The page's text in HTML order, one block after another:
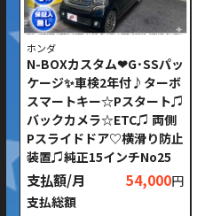
ホンダ
N-BOXカスタム❤G･SSパッ
ケージ✨車検2年付♪ターボ
スマートキー☆Pスタート♫
バックカメラ☆ETC♫ 両側
Pスライドドア♡横滑り防止
装置♫純正15インチNo25
支払額/月 54,000円
支払総額